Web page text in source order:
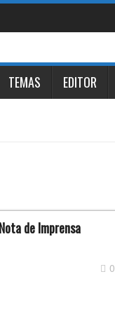
TEMAS EDITOR
de Imprensa